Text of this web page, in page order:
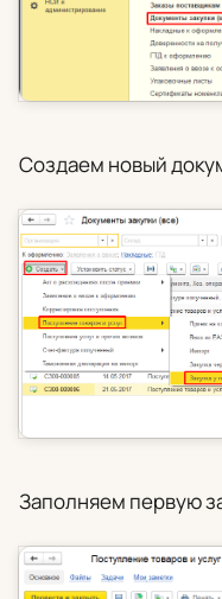
Создаем новый
Заполняем первую